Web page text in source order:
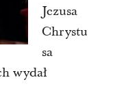
Jezusa
Chrystu
sa
wydał